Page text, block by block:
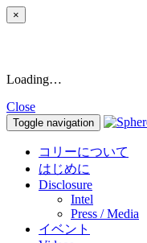
×
Loading…
Close
Toggle navigation
コリーについて
はじめに
Disclosure
Intel
Press / Media
イベント